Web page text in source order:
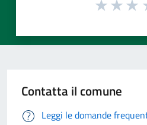
Contatta il comune
Leggi le domande